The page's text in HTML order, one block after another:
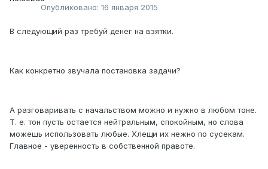
Опубликовано: 16 января 2015
В следующий раз требуй денег на взятки.
Как конкретно звучала постановка задачи?
А разговаривать с начальством можно и нужно в любом тоне.
Т. е. тон пусть остается нейтральным, спокойным, но слова
можешь использовать любые. Хлещи их нежно по сусекам.
Главное - уверенность в собственной правоте.